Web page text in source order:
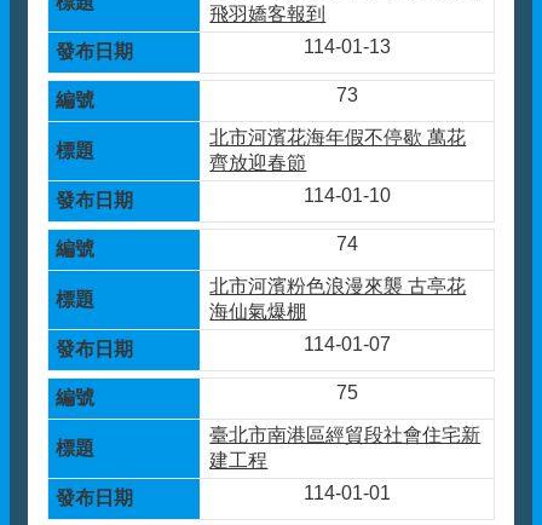
飛羽嬌客報到
114-01-13
73
北市河濱花海年假不停歇 萬花
齊放迎春節
114-01-10
74
北市河濱粉色浪漫來襲 古亭花
海仙氣爆棚
114-01-07
75
臺北市南港區經貿段社會住宅新
建工程
114-01-01